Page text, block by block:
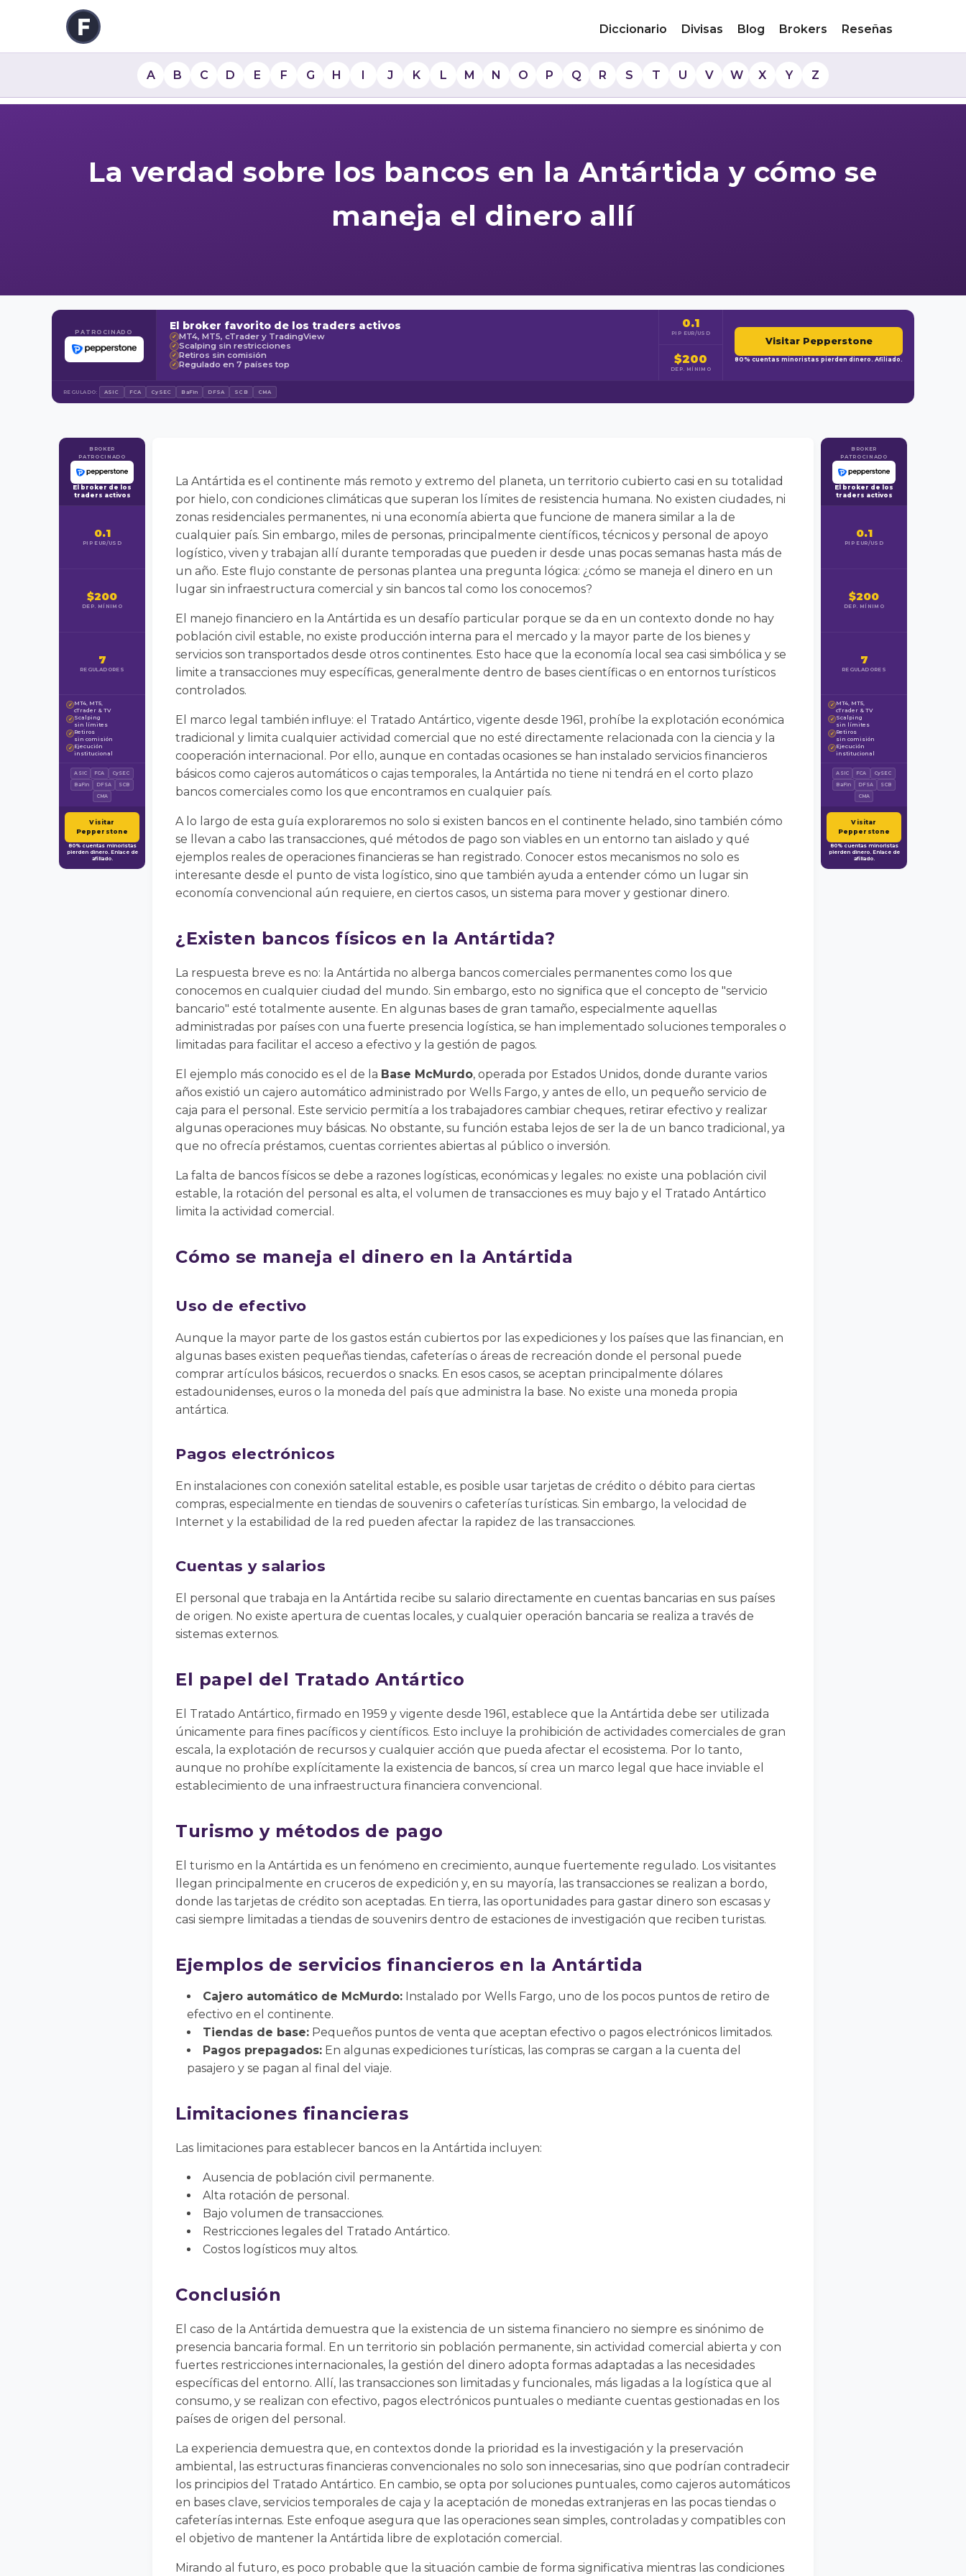
Diccionario Divisas Blog Brokers Reseñas
A B C D E F G H I J K L M N O P Q R S T U V W X Y Z
La verdad sobre los bancos en la Antártida y cómo se
maneja el dinero allí
PATROCINADO El broker favorito de los traders activos
✓ MT4, MT5, cTrader y TradingView
✓ Scalping sin restricciones
✓ Retiros sin comisión
✓ Regulado en 7 países top
0.1
PIP EUR/USD
$200
DEP. MÍNIMO
Visitar Pepperstone
80% cuentas minoristas pierden dinero. Afiliado.
REGULADO: ASIC FCA CySEC BaFin DFSA SCB CMA
BROKER
PATROCINADO
El broker de los
traders activos
0.1
PIP EUR/USD
$200
DEP. MÍNIMO
7
REGULADORES
✓ MT4, MT5,
cTrader & TV
✓ Scalping
sin límites
✓ Retiros
sin comisión
✓ Ejecución
institucional
ASIC FCA
CySEC
BaFin
DFSA
SCB
CMA
Visitar
Pepperstone
80% cuentas minoristas
pierden dinero. Enlace de
afiliado.
La Antártida es el continente más remoto y extremo del planeta, un territorio cubierto casi en su totalidad
por hielo, con condiciones climáticas que superan los límites de resistencia humana. No existen ciudades, ni
zonas residenciales permanentes, ni una economía abierta que funcione de manera similar a la de
cualquier país. Sin embargo, miles de personas, principalmente científicos, técnicos y personal de apoyo
logístico, viven y trabajan allí durante temporadas que pueden ir desde unas pocas semanas hasta más de
un año. Este flujo constante de personas plantea una pregunta lógica: ¿cómo se maneja el dinero en un
lugar sin infraestructura comercial y sin bancos tal como los conocemos?
El manejo financiero en la Antártida es un desafío particular porque se da en un contexto donde no hay
población civil estable, no existe producción interna para el mercado y la mayor parte de los bienes y
servicios son transportados desde otros continentes. Esto hace que la economía local sea casi simbólica y se
limite a transacciones muy específicas, generalmente dentro de bases científicas o en entornos turísticos
controlados.
El marco legal también influye: el Tratado Antártico, vigente desde 1961, prohíbe la explotación económica
tradicional y limita cualquier actividad comercial que no esté directamente relacionada con la ciencia y la
cooperación internacional. Por ello, aunque en contadas ocasiones se han instalado servicios financieros
básicos como cajeros automáticos o cajas temporales, la Antártida no tiene ni tendrá en el corto plazo
bancos comerciales como los que encontramos en cualquier país.
A lo largo de esta guía exploraremos no solo si existen bancos en el continente helado, sino también cómo
se llevan a cabo las transacciones, qué métodos de pago son viables en un entorno tan aislado y qué
ejemplos reales de operaciones financieras se han registrado. Conocer estos mecanismos no solo es
interesante desde el punto de vista logístico, sino que también ayuda a entender cómo un lugar sin
economía convencional aún requiere, en ciertos casos, un sistema para mover y gestionar dinero.
¿Existen bancos físicos en la Antártida?
La respuesta breve es no: la Antártida no alberga bancos comerciales permanentes como los que
conocemos en cualquier ciudad del mundo. Sin embargo, esto no significa que el concepto de "servicio
bancario" esté totalmente ausente. En algunas bases de gran tamaño, especialmente aquellas
administradas por países con una fuerte presencia logística, se han implementado soluciones temporales o
limitadas para facilitar el acceso a efectivo y la gestión de pagos.
El ejemplo más conocido es el de la Base McMurdo, operada por Estados Unidos, donde durante varios
años existió un cajero automático administrado por Wells Fargo, y antes de ello, un pequeño servicio de
caja para el personal. Este servicio permitía a los trabajadores cambiar cheques, retirar efectivo y realizar
algunas operaciones muy básicas. No obstante, su función estaba lejos de ser la de un banco tradicional, ya
que no ofrecía préstamos, cuentas corrientes abiertas al público o inversión.
La falta de bancos físicos se debe a razones logísticas, económicas y legales: no existe una población civil
estable, la rotación del personal es alta, el volumen de transacciones es muy bajo y el Tratado Antártico
limita la actividad comercial.
Cómo se maneja el dinero en la Antártida
Uso de efectivo
Aunque la mayor parte de los gastos están cubiertos por las expediciones y los países que las financian, en
algunas bases existen pequeñas tiendas, cafeterías o áreas de recreación donde el personal puede
comprar artículos básicos, recuerdos o snacks. En esos casos, se aceptan principalmente dólares
estadounidenses, euros o la moneda del país que administra la base. No existe una moneda propia
antártica.
Pagos electrónicos
En instalaciones con conexión satelital estable, es posible usar tarjetas de crédito o débito para ciertas
compras, especialmente en tiendas de souvenirs o cafeterías turísticas. Sin embargo, la velocidad de
Internet y la estabilidad de la red pueden afectar la rapidez de las transacciones.
Cuentas y salarios
El personal que trabaja en la Antártida recibe su salario directamente en cuentas bancarias en sus países
de origen. No existe apertura de cuentas locales, y cualquier operación bancaria se realiza a través de
sistemas externos.
El papel del Tratado Antártico
El Tratado Antártico, firmado en 1959 y vigente desde 1961, establece que la Antártida debe ser utilizada
únicamente para fines pacíficos y científicos. Esto incluye la prohibición de actividades comerciales de gran
escala, la explotación de recursos y cualquier acción que pueda afectar el ecosistema. Por lo tanto,
aunque no prohíbe explícitamente la existencia de bancos, sí crea un marco legal que hace inviable el
establecimiento de una infraestructura financiera convencional.
Turismo y métodos de pago
El turismo en la Antártida es un fenómeno en crecimiento, aunque fuertemente regulado. Los visitantes
llegan principalmente en cruceros de expedición y, en su mayoría, las transacciones se realizan a bordo,
donde las tarjetas de crédito son aceptadas. En tierra, las oportunidades para gastar dinero son escasas y
casi siempre limitadas a tiendas de souvenirs dentro de estaciones de investigación que reciben turistas.
Ejemplos de servicios financieros en la Antártida
Cajero automático de McMurdo: Instalado por Wells Fargo, uno de los pocos puntos de retiro de
efectivo en el continente.
Tiendas de base: Pequeños puntos de venta que aceptan efectivo o pagos electrónicos limitados.
Pagos prepagados: En algunas expediciones turísticas, las compras se cargan a la cuenta del
pasajero y se pagan al final del viaje.
Limitaciones financieras
Las limitaciones para establecer bancos en la Antártida incluyen:
Ausencia de población civil permanente.
Alta rotación de personal.
Bajo volumen de transacciones.
Restricciones legales del Tratado Antártico.
Costos logísticos muy altos.
Conclusión
El caso de la Antártida demuestra que la existencia de un sistema financiero no siempre es sinónimo de
presencia bancaria formal. En un territorio sin población permanente, sin actividad comercial abierta y con
fuertes restricciones internacionales, la gestión del dinero adopta formas adaptadas a las necesidades
específicas del entorno. Allí, las transacciones son limitadas y funcionales, más ligadas a la logística que al
consumo, y se realizan con efectivo, pagos electrónicos puntuales o mediante cuentas gestionadas en los
países de origen del personal.
La experiencia demuestra que, en contextos donde la prioridad es la investigación y la preservación
ambiental, las estructuras financieras convencionales no solo son innecesarias, sino que podrían contradecir
los principios del Tratado Antártico. En cambio, se opta por soluciones puntuales, como cajeros automáticos
en bases clave, servicios temporales de caja y la aceptación de monedas extranjeras en las pocas tiendas o
cafeterías internas. Este enfoque asegura que las operaciones sean simples, controladas y compatibles con
el objetivo de mantener la Antártida libre de explotación comercial.
Mirando al futuro, es poco probable que la situación cambie de forma significativa mientras las condiciones
BROKER
PATROCINADO
El broker de los
traders activos
0.1
PIP EUR/USD
$200
DEP. MÍNIMO
7
REGULADORES
✓ MT4, MT5,
cTrader & TV
✓ Scalping
sin límites
✓ Retiros
sin comisión
✓ Ejecución
institucional
ASIC FCA
CySEC
BaFin
DFSA
SCB
CMA
Visitar
Pepperstone
80% cuentas minoristas
pierden dinero. Enlace de
afiliado.